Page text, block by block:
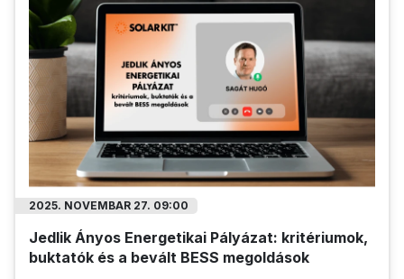
2025. NOVEMBAR 27. 09:00
Jedlik Ányos Energetikai Pályázat: kritériumok,
buktatók és a bevált BESS megoldások